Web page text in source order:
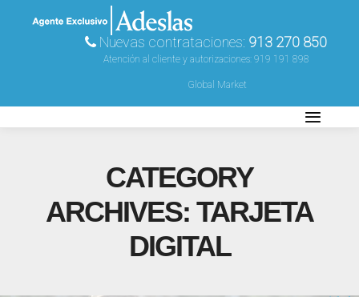
Nuevas contrataciones: 913 270 850
Atención al cliente y autorizaciones: 919 191 898
Global Market
CATEGORY
ARCHIVES: TARJETA
DIGITAL